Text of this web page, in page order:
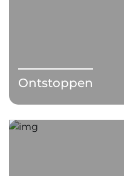
Ontstoppen